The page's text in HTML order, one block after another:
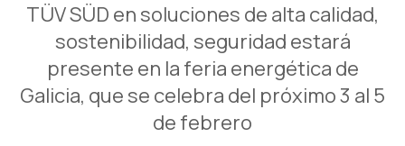
TÜV SÜD en soluciones de alta calidad,
sostenibilidad, seguridad estará
presente en la feria energética de
Galicia, que se celebra del próximo 3 al 5
de febrero